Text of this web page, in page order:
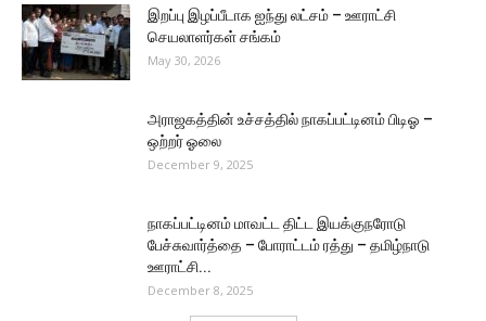
இறப்பு இழப்பீடாக ஐந்து லட்சம் – ஊராட்சி
செயலாளர்கள் சங்கம்
May 30, 2026
அராஜகத்தின் உச்சத்தில் நாகப்பட்டினம் பிடிஓ –
ஒற்றர் ஓலை
December 9, 2025
நாகப்பட்டினம் மாவட்ட திட்ட இயக்குநரோடு
பேச்சுவார்த்தை – போராட்டம் ரத்து – தமிழ்நாடு
ஊராட்சி...
December 8, 2025